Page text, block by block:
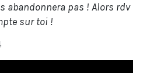
abandonnera pas ! Alors rdv
sur toi !